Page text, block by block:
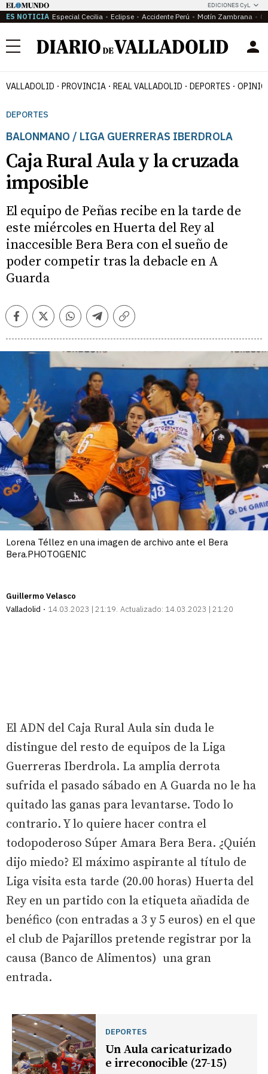
EDICIONES CyL
ES NOTICIA Especial Cecilia Eclipse Accidente Perú Motín Zambrana
Menú
VALLADOLID PROVINCIA REAL VALLADOLID DEPORTES
DEPORTES
BALONMANO / LIGA GUERRERAS IBERDROLA
Caja Rural Aula y la cruzada
imposible
El equipo de Peñas recibe en la tarde de
este miércoles en Huerta del Rey al
inaccesible Bera Bera con el sueño de
poder competir tras la debacle en A
Guarda
FacebookTwitterWhatsappTelegramCopiar
Lorena Téllez en una imagen de archivo ante el Bera
Bera.PHOTOGENIC
Guillermo Velasco
Valladolid
14.03.2023 | 21:19 Actualizado: 14.03.2023 | 21:20
El ADN del Caja Rural Aula sin duda le
distingue del resto de equipos de la Liga
Guerreras Iberdrola. La amplia derrota
sufrida el pasado sábado en A Guarda no le ha
quitado las ganas para levantarse. Todo lo
contrario. Y lo quiere hacer contra el
todopoderoso Súper Amara Bera Bera. ¿Quién
dijo miedo? El máximo aspirante al título de
Liga visita esta tarde (20.00 horas) Huerta del
Rey en un partido con la etiqueta añadida de
benéfico (con entradas a 3 y 5 euros) en el que
el club de Pajarillos pretende registrar por la
causa (Banco de Alimentos) una gran
entrada.
DEPORTES
Un Aula caricaturizado
e irreconocible (27-15)